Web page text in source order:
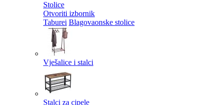
Stolice
Otvoriti izbornik
Taburei Blagovaonske stolice
Vješalice i stalci
Stalci za cipele